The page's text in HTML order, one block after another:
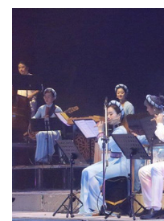
phối khí mới trên nền tảng
Nam, đồng thời phải được